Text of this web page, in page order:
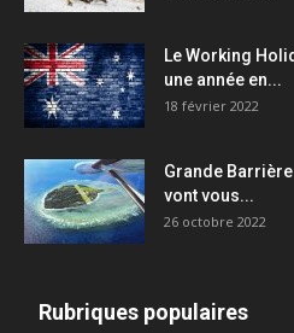
Le Working
une année en...
18 février 2022
Grande
vont vous...
26 octobre 2022
Rubriques populaires